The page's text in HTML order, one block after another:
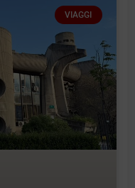
VIAGGI